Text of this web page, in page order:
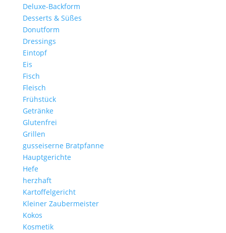
Deluxe-Backform
Desserts & Süßes
Donutform
Dressings
Eintopf
Eis
Fisch
Fleisch
Frühstück
Getränke
Glutenfrei
Grillen
gusseiserne Bratpfanne
Hauptgerichte
Hefe
herzhaft
Kartoffelgericht
Kleiner Zaubermeister
Kokos
Kosmetik